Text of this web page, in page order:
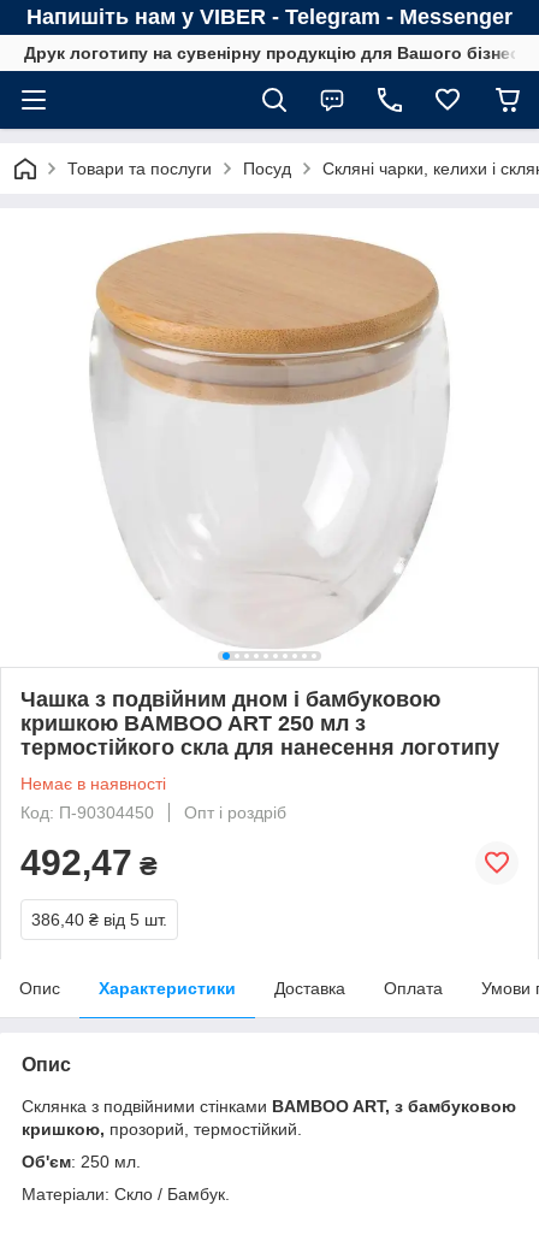
Напишіть нам у VIBER - Telegram - Messenger
Друк логотипу на сувенірну продукцію для Вашого бізнесу
Товари та послуги Посуд Скляні чарки, келихи і
Чашка з подвійним дном і бамбуковою
кришкою BAMBOO ART 250 мл з
термостійкого скла для нанесення логотипу
Немає в наявності
Код: П-90304450
Опт і роздріб
492,47 ₴
386,40 ₴ від 5 шт.
Опис Характеристики Доставка Оплата Умови
Опис
Склянка з подвійними стінками BAMBOO ART, з бамбуковою
кришкою, прозорий, термостійкий.
Об'єм: 250 мл.
Матеріали: Скло / Бамбук.